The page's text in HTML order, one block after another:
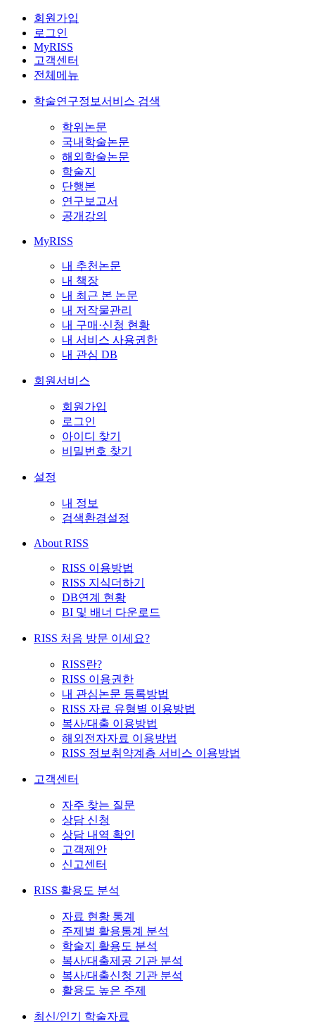
회원가입
로그인
MyRISS
고객센터
전체메뉴
학술연구정보서비스 검색
학위논문
국내학술논문
해외학술논문
학술지
단행본
연구보고서
공개강의
MyRISS
내 추천논문
내 책장
내 최근 본 논문
내 저작물관리
내 구매·신청 현황
내 서비스 사용권한
내 관심 DB
회원서비스
회원가입
로그인
아이디 찾기
비밀번호 찾기
설정
내 정보
검색환경설정
About RISS
RISS 이용방법
RISS 지식더하기
DB연계 현황
BI 및 배너 다운로드
RISS 처음 방문 이세요?
RISS란?
RISS 이용권한
내 관심논문 등록방법
RISS 자료 유형별 이용방법
복사/대출 이용방법
해외전자자료 이용방법
RISS 정보취약계층 서비스 이용방법
고객센터
자주 찾는 질문
상담 신청
상담 내역 확인
고객제안
신고센터
RISS 활용도 분석
자료 현황 통계
주제별 활용통계 분석
학술지 활용도 분석
복사/대출제공 기관 분석
복사/대출신청 기관 분석
활용도 높은 주제
최신/인기 학술자료